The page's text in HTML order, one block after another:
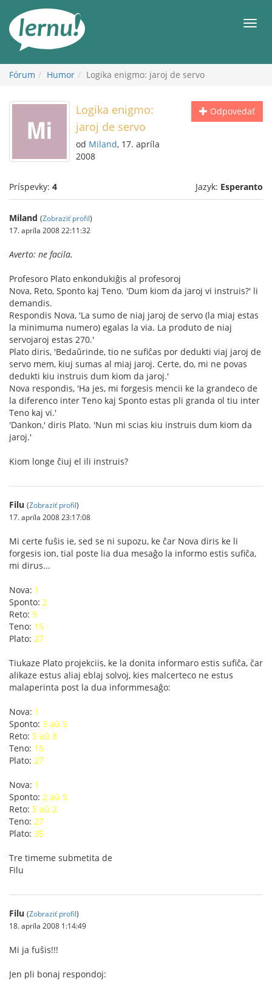
obsah
Fórum Humor Logika enigmo: jaroj de servo
Odpovedať
Logika enigmo:
jaroj de servo
od Miland, 17. apríla
2008
Príspevky: 4 Jazyk: Esperanto
Miland (Zobraziť profil)
17. apríla 2008 22:11:32
Averto: ne facila.
Profesoro Plato enkondukiĝis al profesoroj
Nova, Reto, Sponto kaj Teno. 'Dum kiom da jaroj vi instruis?' li
demandis.
Respondis Nova, 'La sumo de niaj jaroj de servo (la miaj estas
la minimuma numero) egalas la via. La produto de niaj
servojaroj estas 270.'
Plato diris, 'Bedaŭrinde, tio ne sufiĉas por dedukti viaj jaroj de
servo mem, kiuj sumas al miaj jaroj. Certe, do, mi ne povas
dedukti kiu instruis dum kiom da jaroj.'
Nova respondis, 'Ha jes, mi forgesis mencii ke la grandeco de
la diferenco inter Teno kaj Sponto estas pli granda ol tiu inter
Teno kaj vi.'
'Dankon,' diris Plato. 'Nun mi scias kiu instruis dum kiom da
jaroj.'
Kiom longe ĉiuj el ili instruis?
Filu (Zobraziť profil)
17. apríla 2008 23:17:08
Mi certe fuŝis ie, sed se ni supozu, ke ĉar Nova diris ke li
forgesis ion, tial poste lia dua mesaĝo la informo estis sufiĉa,
mi dirus...
Nova: 1
Sponto: 2
Reto: 9
Teno: 15
Plato: 27
Tiukaze Plato projekciis, ke la donita informaro estis sufiĉa, ĉar
alikaze estus aliaj eblaj solvoj, kies malcerteco ne estus
malaperinta post la dua informmesaĝo:
Nova: 1
Sponto: 3 aŭ 5
Reto: 5 aŭ 3
Teno: 15
Plato: 27
Nova: 1
Sponto: 2 aŭ 5
Reto: 5 aŭ 2
Teno: 27
Plato: 35
Tre timeme submetita de
Filu
Filu (Zobraziť profil)
18. apríla 2008 1:14:49
Mi ja fuŝis!!!
Jen pli bonaj respondoj: